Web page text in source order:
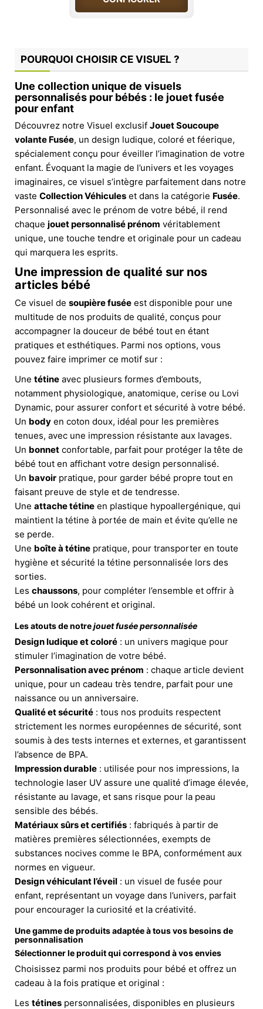
POURQUOI CHOISIR CE VISUEL ?
Une collection unique de visuels
personnalisés pour bébés : le jouet fusée
pour enfant
Découvrez notre Visuel exclusif Jouet Soucoupe
volante Fusée, un design ludique, coloré et féerique,
spécialement conçu pour éveiller l’imagination de votre
enfant. Évoquant la magie de l’univers et les voyages
imaginaires, ce visuel s’intègre parfaitement dans notre
vaste Collection Véhicules et dans la catégorie Fusée.
Personnalisé avec le prénom de votre bébé, il rend
chaque jouet personnalisé prénom véritablement
unique, une touche tendre et originale pour un cadeau
qui marquera les esprits.
Une impression de qualité sur nos
articles bébé
Ce visuel de soupière fusée est disponible pour une
multitude de nos produits de qualité, conçus pour
accompagner la douceur de bébé tout en étant
pratiques et esthétiques. Parmi nos options, vous
pouvez faire imprimer ce motif sur :
Une tétine avec plusieurs formes d’embouts,
notamment physiologique, anatomique, cerise ou Lovi
Dynamic, pour assurer confort et sécurité à votre bébé.
Un body en coton doux, idéal pour les premières
tenues, avec une impression résistante aux lavages.
Un bonnet confortable, parfait pour protéger la tête de
bébé tout en affichant votre design personnalisé.
Un bavoir pratique, pour garder bébé propre tout en
faisant preuve de style et de tendresse.
Une attache tétine en plastique hypoallergénique, qui
maintient la tétine à portée de main et évite qu’elle ne
se perde.
Une boîte à tétine pratique, pour transporter en toute
hygiène et sécurité la tétine personnalisée lors des
sorties.
Les chaussons, pour compléter l’ensemble et offrir à
bébé un look cohérent et original.
Les atouts de notrejouet fusée personnalisée
Design ludique et coloré : un univers magique pour
stimuler l’imagination de votre bébé.
Personnalisation avec prénom : chaque article devient
unique, pour un cadeau très tendre, parfait pour une
naissance ou un anniversaire.
Qualité et sécurité : tous nos produits respectent
strictement les normes européennes de sécurité, sont
soumis à des tests internes et externes, et garantissent
l’absence de BPA.
Impression durable : utilisée pour nos impressions, la
technologie laser UV assure une qualité d’image élevée,
résistante au lavage, et sans risque pour la peau
sensible des bébés.
Matériaux sûrs et certifiés : fabriqués à partir de
matières premières sélectionnées, exempts de
substances nocives comme le BPA, conformément aux
normes en vigueur.
Design véhiculant l’éveil : un visuel de fusée pour
enfant, représentant un voyage dans l’univers, parfait
pour encourager la curiosité et la créativité.
Une gamme de produits adaptée à tous vos besoins de
personnalisation
Sélectionner le produit qui correspond à vos envies
Choisissez parmi nos produits pour bébé et offrez un
cadeau à la fois pratique et original :
Les tétines personnalisées, disponibles en plusieurs